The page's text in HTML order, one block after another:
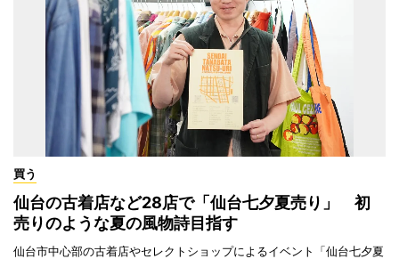
買う
仙台の古着店など28店で「仙台七夕夏売り」 初
売りのような夏の風物詩目指す
仙台市中心部の古着店やセレクトショップによるイベント「仙台七夕夏